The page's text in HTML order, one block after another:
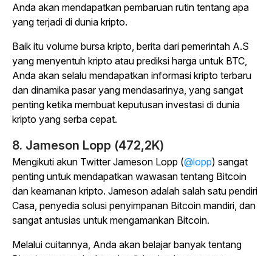
Anda akan mendapatkan pembaruan rutin tentang apa
yang terjadi di dunia kripto.
Baik itu volume bursa kripto, berita dari pemerintah A.S
yang menyentuh kripto atau prediksi harga untuk BTC,
Anda akan selalu mendapatkan informasi kripto terbaru
dan dinamika pasar yang mendasarinya, yang sangat
penting ketika membuat keputusan investasi di dunia
kripto yang serba cepat.
8. Jameson Lopp (472,2K)
Mengikuti akun Twitter Jameson Lopp (@lopp) sangat
penting untuk mendapatkan wawasan tentang Bitcoin
dan keamanan kripto. Jameson adalah salah satu pendiri
Casa, penyedia solusi penyimpanan Bitcoin mandiri, dan
sangat antusias untuk mengamankan Bitcoin.
Melalui cuitannya, Anda akan belajar banyak tentang